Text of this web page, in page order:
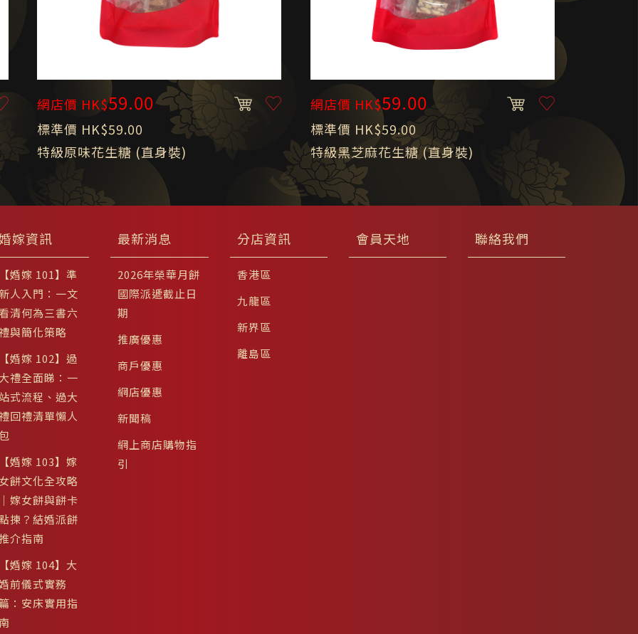
網店價 HK$59.00
標準價 HK$59.00
特級原味花生糖 (直身裝)
網店價 HK$59.00
標準價 HK$59.00
特級黑芝麻花生糖 (直身裝)
嫁資訊
婚嫁 101】準
人入門：一文
清何為三書六
與簡化策略
婚嫁 102】過
禮全面睇：一
式流程、過大
回禮清單懶人
婚嫁 103】嫁
餅文化全攻略
嫁女餅與餅卡
揀？結婚派餅
介指南
婚嫁 104】大
前儀式實務
：安床實用指
最新消息
2026年榮華月餅
國際派遞截止日
期
推廣優惠
商戶優惠
網店優惠
新聞稿
網上商店購物指
引
分店資訊
香港區
九龍區
新界區
離島區
會員天地 聯絡我們